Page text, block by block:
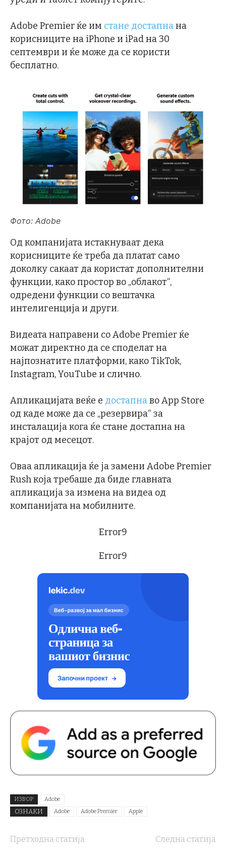
Adobe Premier ќе им стане достапнана
корисниците на iPhone и iPad на 30
септември и ќе може да се користи
бесплатно.
Фото: Adobe
Од компанијата истакнуваат дека
корисниците ќе треба да платат само
доколку сакаат да користат дополнителни
функции, како простор во „облакот“,
одредени функции со вештачка
интелигенција и други.
Видеата направени со Adobe Premier ќе
можат директно да се споделат на
најпознатите платформи, како TikTok,
Instagram, YouTube и слично.
Апликацијата веќе е достапнаво App Store
од каде може да се „резервира“ за
инсталација кога ќе стане достапна на
крајот од месецот.
Оваа апликација ќе ја замени Adobe Premier
Rush која требаше да биде главната
апликација за измена на видеа од
компанијата на мобилните.
Error9
Error9
ИЗВОР Adobe
ОЗНАКИ Adobe Adobe Premier Apple
Претходна статија
Следна статија